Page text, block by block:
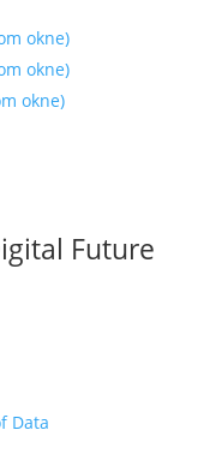
okne)
okne)
okne)
Future
Data